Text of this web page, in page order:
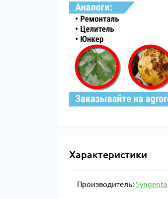
Характеристики
Производитель: Syngenta